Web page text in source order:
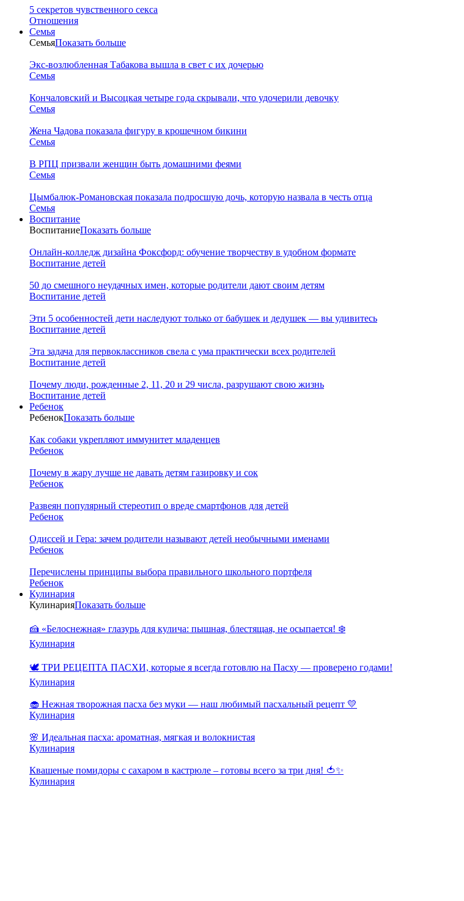
5 секретов чувственного секса
Отношения
Семья
СемьяПоказать больше
Экс-возлюбленная Табакова вышла в свет с их дочерью
Семья
Кончаловский и Высоцкая четыре года скрывали, что удочерили девочку
Семья
Жена Чадова показала фигуру в крошечном бикини
Семья
В РПЦ призвали женщин быть домашними феями
Семья
Цымбалюк-Романовская показала подросшую дочь, которую назвала в честь отца
Семья
Воспитание
ВоспитаниеПоказать больше
Онлайн-колледж дизайна Фоксфорд: обучение творчеству в удобном формате
Воспитание детей
50 до смешного неудачных имен, которые родители дают своим детям
Воспитание детей
Эти 5 особенностей дети наследуют только от бабушек и дедушек — вы удивитесь
Воспитание детей
Эта задача для первоклассников свела с ума практически всех родителей
Воспитание детей
Почему люди, рожденные 2, 11, 20 и 29 числа, разрушают свою жизнь
Воспитание детей
Ребенок
РебенокПоказать больше
Как собаки укрепляют иммунитет младенцев
Ребенок
Почему в жару лучше не давать детям газировку и сок
Ребенок
Развеян популярный стереотип о вреде смартфонов для детей
Ребенок
Одиссей и Гера: зачем родители называют детей необычными именами
Ребенок
Перечислены принципы выбора правильного школьного портфеля
Ребенок
Кулинария
КулинарияПоказать больше
🍰 «Белоснежная» глазурь для кулича: пышная, блестящая, не осыпается! ❄️
Кулинария
🕊️ ТРИ РЕЦЕПТА ПАСХИ, которые я всегда готовлю на Пасху — проверено годами!
Кулинария
🧁 Нежная творожная пасха без муки — наш любимый пасхальный рецепт 💛
Кулинария
🌸 Идеальная пасха: ароматная, мягкая и волокнистая
Кулинария
Квашеные помидоры с сахаром в кастрюле – готовы всего за три дня! 🍅✨
Кулинария